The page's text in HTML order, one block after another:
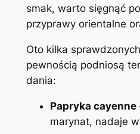
smak, warto sięgnąć
przyprawy orientalne
Oto kilka
pewnością podniosą
dania:
Papryka cayenne
marynat, nadaje